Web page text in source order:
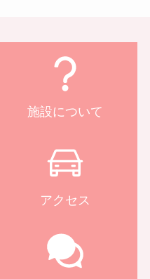
施設について
アクセス